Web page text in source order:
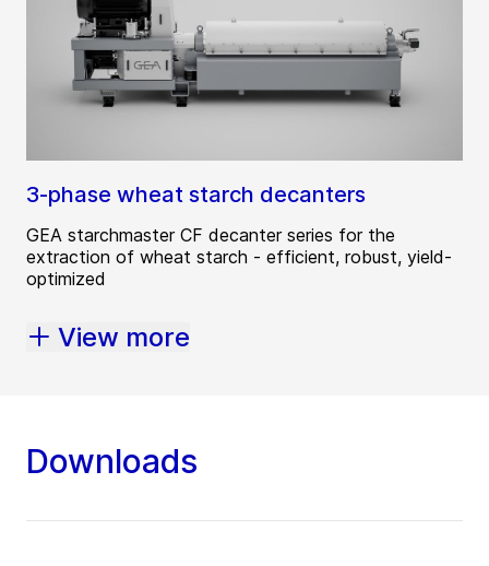
3-phase wheat starch decanters
GEA starchmaster CF decanter series for the
extraction of wheat starch - efficient, robust, yield-
optimized
View more
Downloads